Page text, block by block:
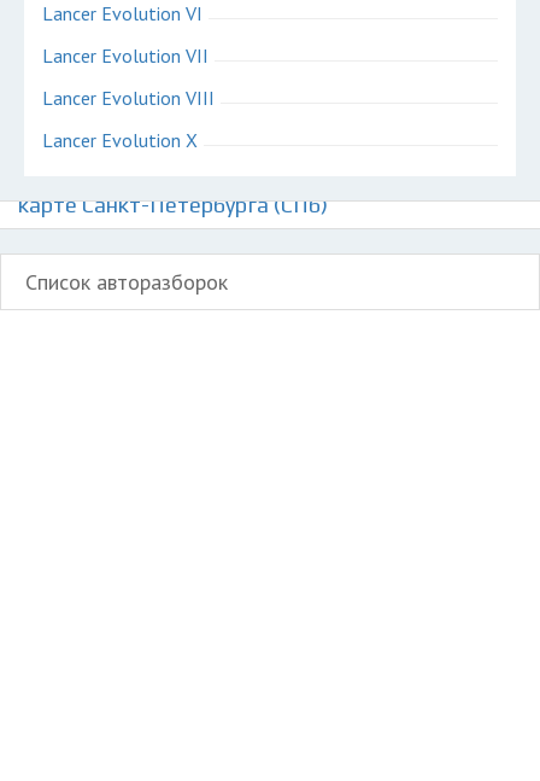
Lancer Evolution VI
Lancer Evolution VII
Lancer Evolution VIII
Lancer Evolution X
карте Санкт-Петербурга (СПб)
Список авторазборок